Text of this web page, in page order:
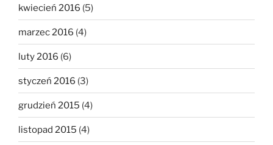
kwiecień 2016 (5)
marzec 2016 (4)
luty 2016 (6)
styczeń 2016 (3)
grudzień 2015 (4)
listopad 2015 (4)